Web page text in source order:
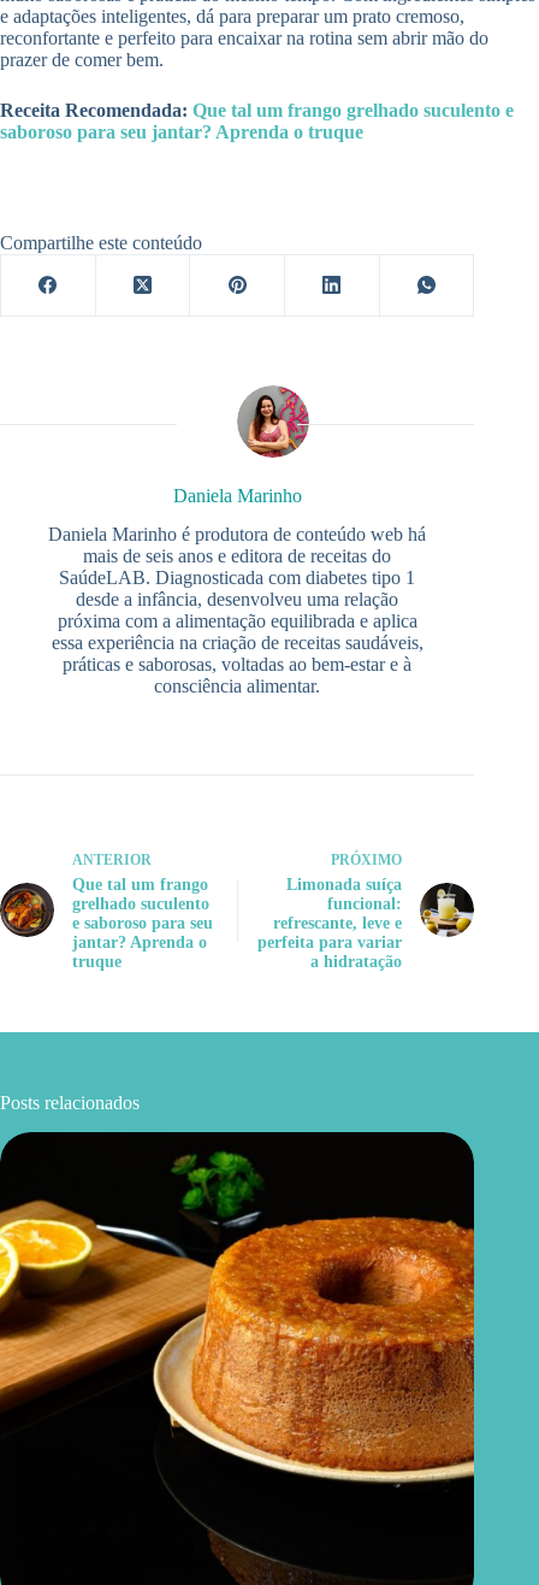
e adaptações inteligentes, dá para preparar um prato cremoso,
reconfortante e perfeito para encaixar na rotina sem abrir mão do
prazer de comer bem.
Receita Recomendada: Que tal um frango grelhado suculento e
saboroso para seu jantar? Aprenda o truque
Compartilhe este conteúdo
Daniela Marinho
Daniela Marinho é produtora de conteúdo web há
mais de seis anos e editora de receitas do
SaúdeLAB. Diagnosticada com diabetes tipo 1
desde a infância, desenvolveu uma relação
próxima com a alimentação equilibrada e aplica
essa experiência na criação de receitas saudáveis,
práticas e saborosas, voltadas ao bem-estar e à
consciência alimentar.
ANTERIOR
Que tal um frango
grelhado suculento
e saboroso para seu
jantar? Aprenda o
truque
PRÓXIMO
Limonada suíça
funcional:
refrescante, leve e
perfeita para variar
a hidratação
Posts relacionados